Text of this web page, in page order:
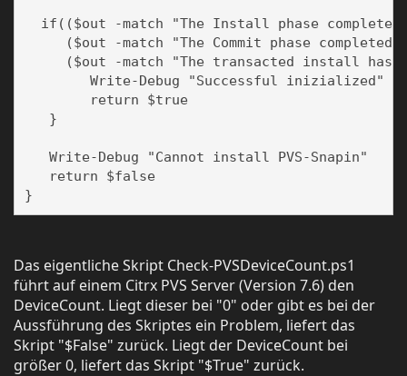
if(($out -match "The Install phase
($out -match "The Commit phase completed
($out -match "The transacted install has
        Write-Debug "Successful inizialized"
        return $true
   }
   Write-Debug "Cannot install PVS-Snapin"
   return $false
Das eigentliche Skript Check-PVSDeviceCount.ps1
führt auf einem Citrx PVS Server (Version 7.6) den
DeviceCount. Liegt dieser bei "0" oder gibt es bei der
Aussführung des Skriptes ein Problem, liefert das
Skript "$False" zurück. Liegt der DeviceCount bei
größer 0, liefert das Skript "$True" zurück.